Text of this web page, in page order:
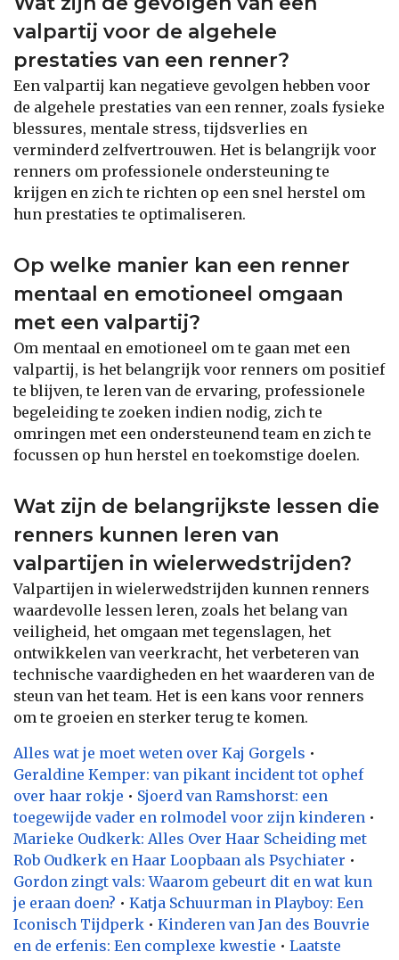
valpartij voor de algehele
prestaties van een renner?
Een valpartij kan negatieve gevolgen hebben voor
de algehele prestaties van een renner, zoals fysieke
blessures, mentale stress, tijdsverlies en
verminderd zelfvertrouwen. Het is belangrijk voor
renners om professionele ondersteuning te
krijgen en zich te richten op een snel herstel om
hun prestaties te optimaliseren.
Op welke manier kan een renner
mentaal en emotioneel omgaan
met een valpartij?
Om mentaal en emotioneel om te gaan met een
valpartij, is het belangrijk voor renners om positief
te blijven, te leren van de ervaring, professionele
begeleiding te zoeken indien nodig, zich te
omringen met een ondersteunend team en zich te
focussen op hun herstel en toekomstige doelen.
Wat zijn de belangrijkste lessen die
renners kunnen leren van
valpartijen in wielerwedstrijden?
Valpartijen in wielerwedstrijden kunnen renners
waardevolle lessen leren, zoals het belang van
veiligheid, het omgaan met tegenslagen, het
ontwikkelen van veerkracht, het verbeteren van
technische vaardigheden en het waarderen van de
steun van het team. Het is een kans voor renners
om te groeien en sterker terug te komen.
Alles wat je moet weten over Kaj Gorgels •
Geraldine Kemper: van pikant incident tot ophef
over haar rokje • Sjoerd van Ramshorst: een
toegewijde vader en rolmodel voor zijn kinderen •
Marieke Oudkerk: Alles Over Haar Scheiding met
Rob Oudkerk en Haar Loopbaan als Psychiater •
Gordon zingt vals: Waarom gebeurt dit en wat kun
je eraan doen? • Katja Schuurman in Playboy: Een
Iconisch Tijdperk • Kinderen van Jan des Bouvrie
en de erfenis: Een complexe kwestie • Laatste